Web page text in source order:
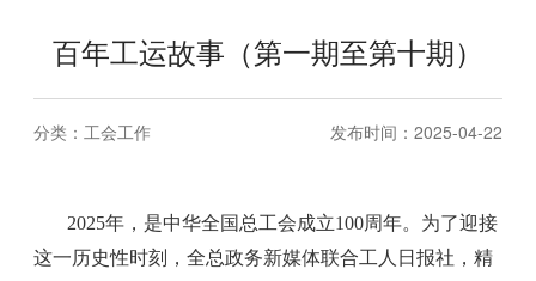
百年工运故事（第一期至第十期）
发布时间：2025-04-22
分类：工会工作
2025年，是中华全国总工会成立100周年。为了迎接
这一历史性时刻，全总政务新媒体联合工人日报社，精